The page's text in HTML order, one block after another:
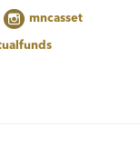
mncasset